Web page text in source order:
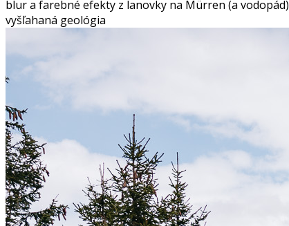
blur a farebné efekty z lanovky na Mürren (a vodopád)
vyšľahaná geológia